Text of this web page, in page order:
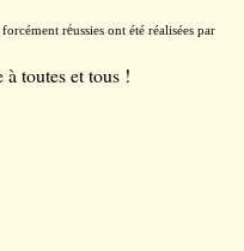
forcément réussies ont été réalisées par
toutes et tous !